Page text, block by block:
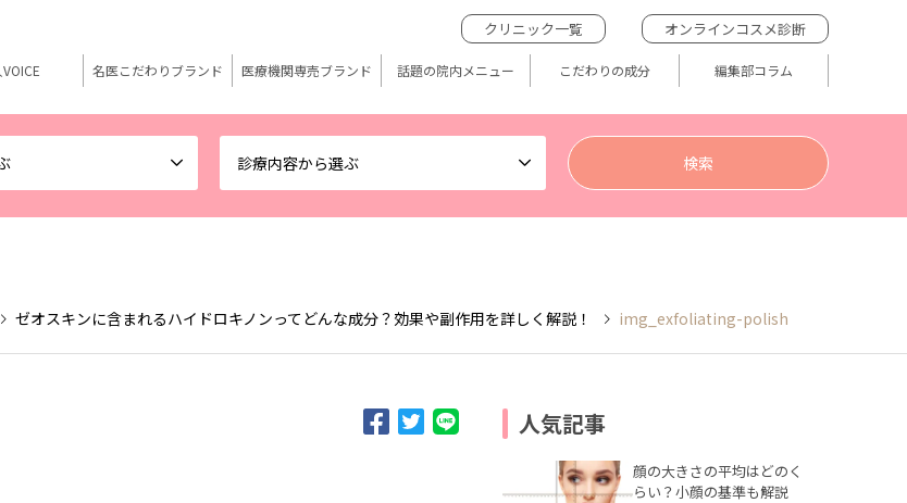
診療内容から選ぶ
クリニック一覧 オンラインコスメ診断
名医こだわりブランド 医療機関専売ブランド 話題の院内メニュー こだわりの成分 編集部コラム
ゼオスキンに含まれるハイドロキノンってどんな成分？効果や副作用を詳しく解説！ img_exfoliating-polish
人気記事
顔の大きさの平均はどのく
らい？小顔の基準も解説